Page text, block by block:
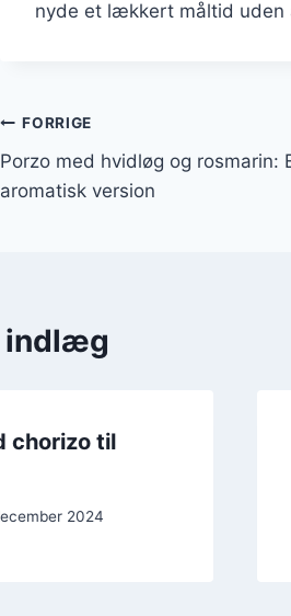
nyde et lækkert måltid uden
Indlægsnavigation
FORRIGE
Porzo med hvidløg og rosmarin:
aromatisk version
indlæg
chorizo til
2024